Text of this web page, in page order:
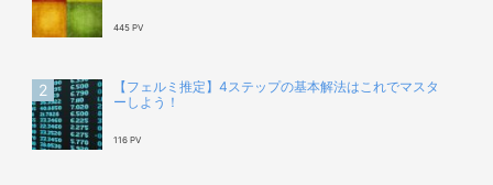
445 PV
【フェルミ推定】4ステップの基本解法はこれでマスタ
ーしよう！
116 PV